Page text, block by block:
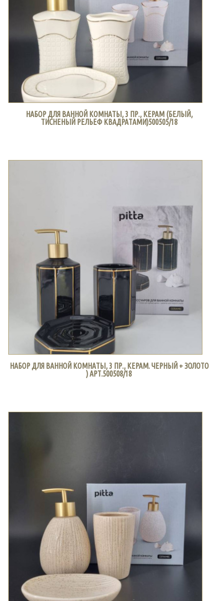
НАБОР ДЛЯ ВАННОЙ КОМНАТЫ, 3 ПР., КЕРАМ (БЕЛЫЙ,
ТИСНЕНЫЙ РЕЛЬЕФ КВАДРАТАМИ)500505/18
НАБОР ДЛЯ ВАННОЙ КОМНАТЫ, 3 ПР., КЕРАМ. ЧЕРНЫЙ + ЗОЛОТО
) АРТ.500508/18